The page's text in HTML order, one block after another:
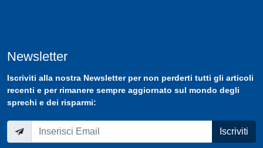
Newsletter
Iscriviti alla nostra Newsletterper non perderti tutti gli articoli
recenti e per rimanere sempre aggiornato sul mondo degli
sprechi e dei risparmi:
Iscriviti